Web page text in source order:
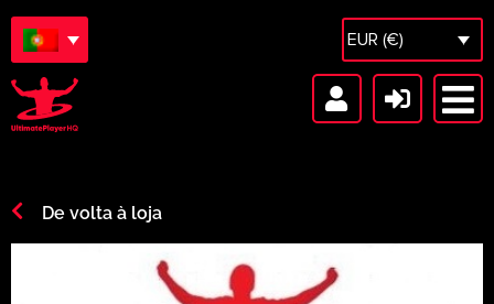
EUR (€)
De volta à loja